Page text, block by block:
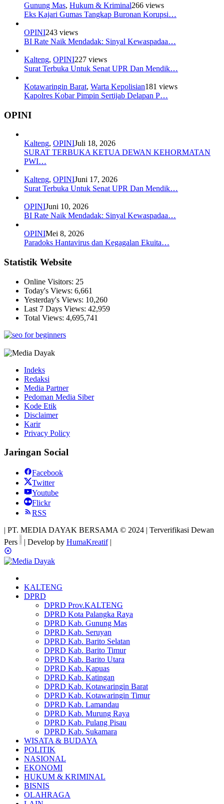
Gunung Mas, Hukum & Kriminal266 views
Eks Kajari Gumas Tangkap Buronan Korupsi…
OPINI243 views
BI Rate Naik Mendadak: Sinyal Kewaspadaa…
Kalteng, OPINI227 views
Surat Terbuka Untuk Senat UPR Dan Mendik…
Kotawaringin Barat, Warta Kepolisian181 views
Kapolres Kobar Pimpin Sertijab Delapan P…
OPINI
Kalteng, OPINIJuli 18, 2026
SURAT TERBUKA KETUA DEWAN KEHORMATAN
PWI…
Kalteng, OPINIJuni 17, 2026
Surat Terbuka Untuk Senat UPR Dan Mendik…
OPINIJuni 10, 2026
BI Rate Naik Mendadak: Sinyal Kewaspadaa…
OPINIMei 8, 2026
Paradoks Hantavirus dan Kegagalan Ekuita…
Statistik Website
Online Visitors: 25
Today's Views: 6,661
Yesterday's Views: 10,260
Last 7 Days Views: 42,959
Total Views: 4,695,741
Indeks
Redaksi
Media Partner
Pedoman Media Siber
Kode Etik
Disclaimer
Karir
Privacy Policy
Jaringan Social
Facebook
Twitter
Youtube
Flickr
RSS
| PT. MEDIA DAYAK BERSAMA © 2024 | Terverifikasi Dewan
Pers
| Develop by HumaKreatif|
KALTENG
DPRD
DPRD Prov.KALTENG
DPRD Kota Palangka Raya
DPRD Kab. Gunung Mas
DPRD Kab. Seruyan
DPRD Kab. Barito Selatan
DPRD Kab. Barito Timur
DPRD Kab. Barito Utara
DPRD Kab. Kapuas
DPRD Kab. Katingan
DPRD Kab. Kotawaringin Barat
DPRD Kab. Kotawaringin Timur
DPRD Kab. Lamandau
DPRD Kab. Murung Raya
DPRD Kab. Pulang Pisau
DPRD Kab. Sukamara
WISATA & BUDAYA
POLITIK
NASIONAL
EKONOMI
HUKUM & KRIMINAL
BISNIS
OLAHRAGA